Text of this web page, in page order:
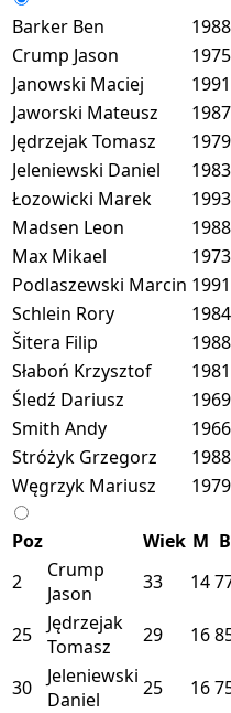
Barker Ben
Crump Jason
Janowski Maciej
Jaworski Mateusz
Jędrzejak Tomasz
Jeleniewski Daniel
Łozowicki Marek
Madsen Leon
Max Mikael
Podlaszewski Marcin
Schlein Rory
Šitera Filip
Słaboń Krzysztof
Śledź Dariusz
Smith Andy
Stróżyk Grzegorz
Węgrzyk Mariusz
Poz Wiek M B
2
Crump
Jason
33 14
25
Jędrzejak
Tomasz
29 16
30
Jeleniewski
Daniel
25 16